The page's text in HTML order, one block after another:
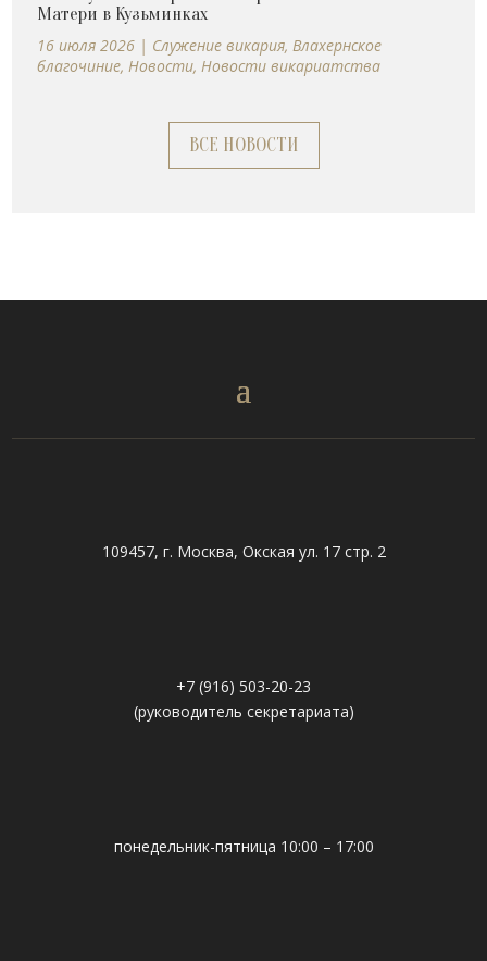
Матери в Кузьминках
16 июля 2026 | Cлужение викария,Влахернское
благочиние,Новости,Новости викариатства
ВСЕ НОВОСТИ
109457, г. Москва, Окская ул. 17 стр. 2
+7 (916) 503-20-23
(руководитель секретариата)
понедельник-пятница 10:00 – 17:00